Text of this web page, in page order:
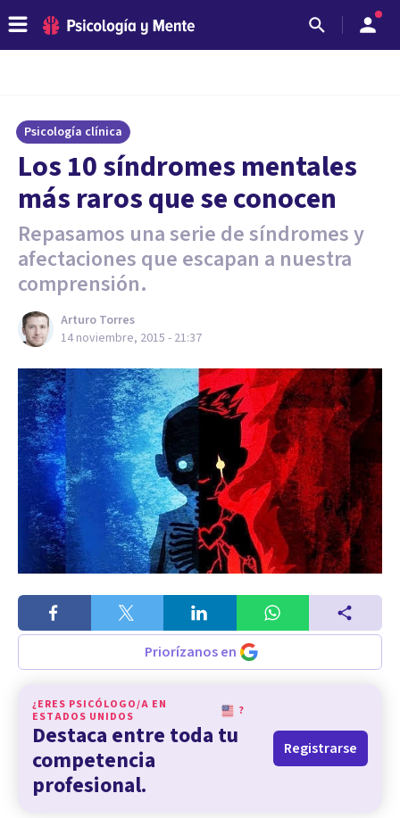
Psicología clínica
Los 10 síndromes mentales
más raros que se conocen
Repasamos una serie de síndromes y
afectaciones que escapan a nuestra
comprensión.
Arturo Torres
14 noviembre, 2015 - 21:37
Priorízanos en
¿ERES PSICÓLOGO/A EN
ESTADOS UNIDOS
?
Destaca entre toda tu
competencia
profesional.
Registrarse